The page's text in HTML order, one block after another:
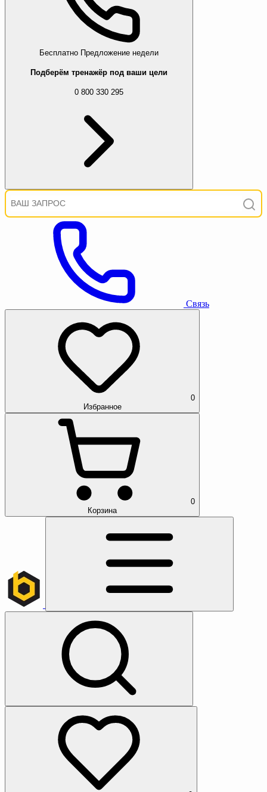
Бесплатно Предложение недели
Подберём тренажёр под ваши цели
0 800 330 295
Связь
0
Избранное
0
Корзина